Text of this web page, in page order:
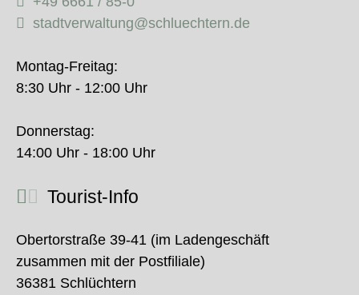
stadtverwaltung@schluechtern.de
Montag-Freitag:
8:30 Uhr - 12:00 Uhr
Donnerstag:
14:00 Uhr - 18:00 Uhr
Tourist-Info
Obertorstraße 39-41 (im Ladengeschäft
zusammen mit der Postfiliale)
36381 Schlüchtern